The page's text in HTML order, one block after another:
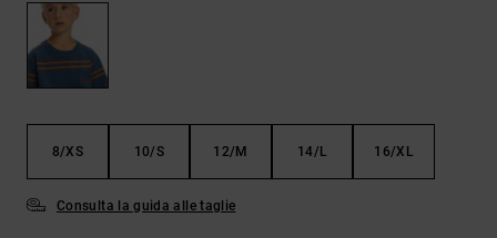
modulo di
contatto.
Consulta
8/XS 10/S 12/M 14/L 16/XL
Consulta la guida alle taglie